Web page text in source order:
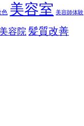
色 美容室 美容師体験
容院 髪質改善